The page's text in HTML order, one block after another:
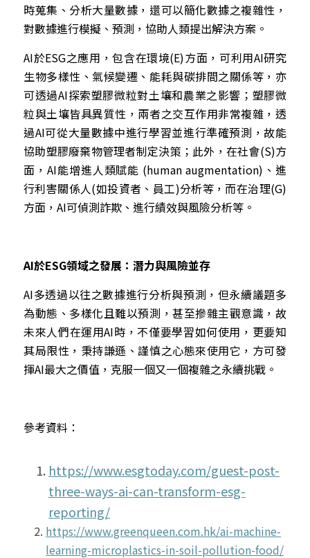
時蒐集、分析大量數據，還可以簡化數據之複雜性，
對數據進行模擬、預測，協助人類提出解決方案。
AI於ESG之應用，包含在環境(E)方面，可利用AI研究
生物多樣性、氣候變遷、能耗與碳排間之關係等，亦
可透過AI探索塑膠微粒對土壤和農業之影響；塑膠微
粒與土壤皆具異質性，兩者之交互作用非常複雜，透
過AI可從大量數據中進行學習並進行準確預測，故能
協助塑膠廢棄物管理者制定決策；此外，在社會(S)方
面，AI能增進人類賦能 (human augmentation) 、進
行利害關係人(如投資者、員工)分析等，而在治理(G)
方面， AI可偵測詐欺、進行績效與風險分析等。
AI於ESG領域之發展：潛力與風險並存
AI多透過以往之數據進行分析與預測，但永續議題多
為動態、多樣化且難以預測，甚至摻雜主觀意識，故
未來人們在運用AI時，不僅要學習如何使用，更要知
其局限性，秉持謙遜、謹慎之心態來使用它，方可發
揮AI最大之價值，克服一個又一個複雜之永續挑戰。
參考資料：
https://www.esgtoday.com/guest-post-
three-ways-ai-can-transform-esg-
reporting/
https://www.greenqueen.com.hk/ai-machine-
learning-microplastics-in-soil-pollution-food/